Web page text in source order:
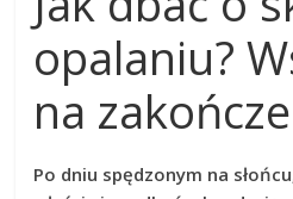
opalaniu?
na
Po dniu spędzonym na